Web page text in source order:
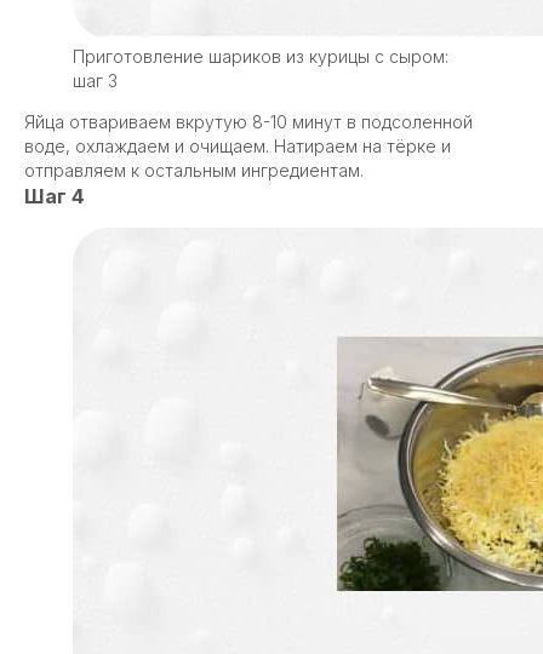
Приготовление шариков из курицы с сыром:
шаг 3
Яйца отвариваем вкрутую 8-10 минут в подсоленной
воде, охлаждаем и очищаем. Натираем на тёрке и
отправляем к остальным ингредиентам.
Шаг 4